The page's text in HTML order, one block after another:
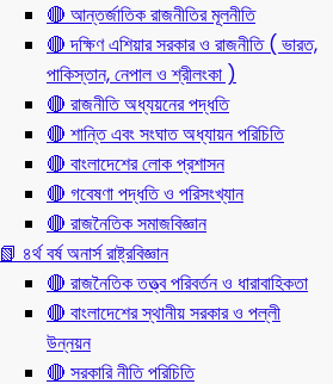
🔴 আন্তর্জাতিক রাজনীতির মূলনীতি
🔴 দক্ষিণ এশিয়ার সরকার ও রাজনীতি ( ভারত,
পাকিস্তান, নেপাল ও শ্রীলংকা )
🔴 রাজনীতি অধ্যয়নের পদ্ধতি
🔴 শান্তি এবং সংঘাত অধ্যায়ন পরিচিতি
🔴 বাংলাদেশের লোক প্রশাসন
🔴 গবেষণা পদ্ধতি ও পরিসংখ্যান
🔴 রাজনৈতিক সমাজবিজ্ঞান
📗 ৪র্থ বর্ষ অনার্স রাষ্ট্রবিজ্ঞান
🔴 রাজনৈতিক তত্ত্ব পরিবর্তন ও ধারাবাহিকতা
🔴 বাংলাদেশের স্থানীয় সরকার ও পল্লী
উন্নয়ন
🔴 সরকারি নীতি পরিচিতি